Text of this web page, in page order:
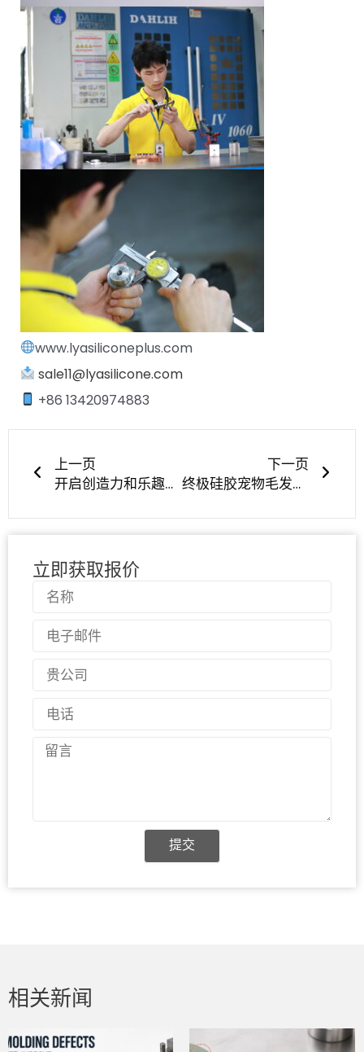
www.lyasiliconeplus.com
sale11@lyasilicone.com
+86 13420974883
上一页
开启创造力和乐趣：安全、柔软、多彩的硅胶婴儿积木套装 - 最适合早期学习！
下一页
终极硅胶宠物毛发清除器--可重复使用、功能强大且环保！
立即获取报价
提交
相关新闻